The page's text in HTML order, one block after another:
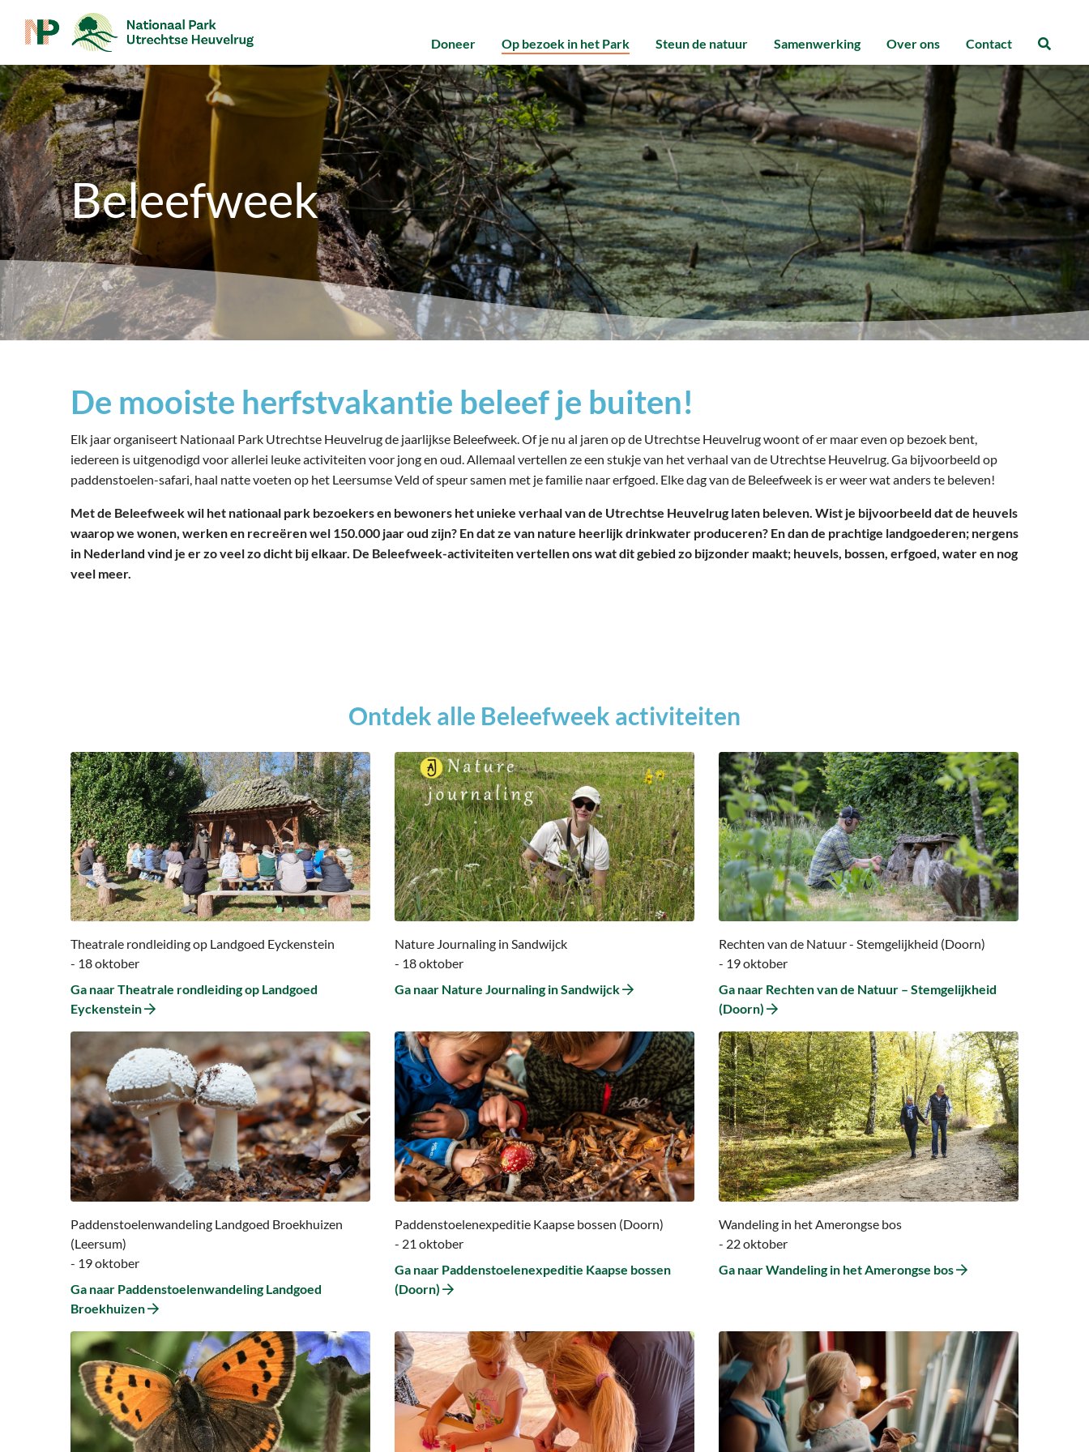
Doneer Op bezoek in het Park Steun de natuur Samenwerking Over ons Contact
Beleefweek
De mooiste herfstvakantie beleef je buiten!
Elk jaar organiseert Nationaal Park Utrechtse Heuvelrug de jaarlijkse Beleefweek. Of je nu al jaren op de Utrechtse Heuvelrug woont of er maar even op bezoek bent,
iedereen is uitgenodigd voor allerlei leuke activiteiten voor jong en oud. Allemaal vertellen ze een stukje van het verhaal van de Utrechtse Heuvelrug. Ga bijvoorbeeld op
paddenstoelen-safari, haal natte voeten op het LeersumseVeld ofspeur samen met je familie naar erfgoed . Elke dag van de Beleefweek is er weer wat anders te beleven!
Met de Beleefweek wil het nationaal park bezoekers en bewoners hetunieke verhaal van de Utrechtse Heuvelrug laten beleven . Wist je bijvoorbeeld dat de heuvels
waarop we wonen, werken en recreëren wel 150.000 jaar oud zijn? En datze van nature heerlijk drinkwater produceren? En dan de prachtige landgoederen; nergens
in Nederland vind je er zo veel zo dicht bij elkaar. De Beleefweek-activiteiten vertellenonswat ditgebied zo bijzonder maakt; heuvels, bossen, erfgoed, water en nog
veel meer.
Ontdek alle Beleefweek activiteiten
Theatrale rondleiding op Landgoed Eyckenstein
- 18 oktober
Ga naar Theatrale rondleiding op Landgoed
Eyckenstein
Ga
naar
Ga
naar
Theatrale
rondleiding
op
Landgoed
Eyckenstein
Nature Journaling in Sandwijck
- 18 oktober
Ga naar Nature Journaling in Sandwijck
Ga
naar
Ga
naar
Nature
Journaling
in
Sandwijck
Rechten van de Natuur - Stemgelijkheid (Doorn)
- 19 oktober
Ga naar Rechten van de Natuur – Stemgelijkheid
(Doorn)
Ga
naar
Ga
naar
Rechten
van
de
Natuur
–
Paddenstoelenwandeling Landgoed Broekhuizen
(Leersum)
- 19 oktober
Ga naar Paddenstoelenwandeling Landgoed
Broekhuizen
Ga
naar
Paddenstoelenwandeling
Landgoed
Broekhuizen
Paddenstoelenexpeditie Kaapse bossen (Doorn)
- 21 oktober
Ga naar Paddenstoelenexpeditie Kaapse bossen
(Doorn)
Ga
naar
Ga
naar
Paddenstoelenexpeditie
Kaapse
bossen
(Doorn)
Wandeling in het Amerongse bos
- 22 oktober
Ga naar Wandeling in het Amerongse bos
Ga
naar
Ga
naar
Wandeling
in
het
Amerongse
bos
naar
Ga
naar
Heuvelrug
vol
Ga
naar
Ga
naar
Kasteel
Kunst
Ga
naar
Ga
naar
Senta
Familierondleidingen